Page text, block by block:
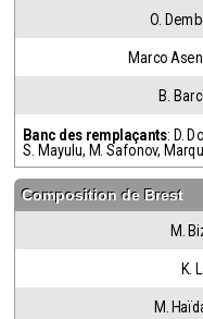
O.
Marco
B.
Banc des remplaçants: D.
S. Mayulu, M. Safonov,
Composition de Brest
M.
K.
M.